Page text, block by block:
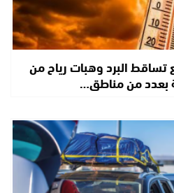
البرد وهبات رياح من
بعدد من مناطق…